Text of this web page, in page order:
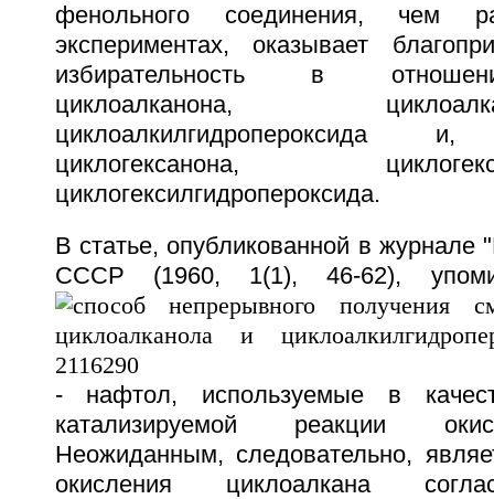
фенольного соединения, чем
экспериментах, оказывает
избирательность в
циклоалканона,
циклогексанона,
циклогексилгидропероксида.
В статье, опубликованной в журнале
СССР (1960, 1(1), 46-62),
- нафтол, используемые в
катализируемой реакции
Неожиданным, следовательно,
окисления циклоалкана